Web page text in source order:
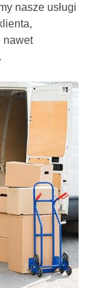
nasze usługi
nawet